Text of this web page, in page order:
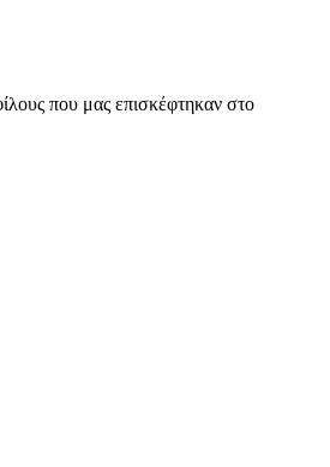
που μας επισκέφτηκαν στο